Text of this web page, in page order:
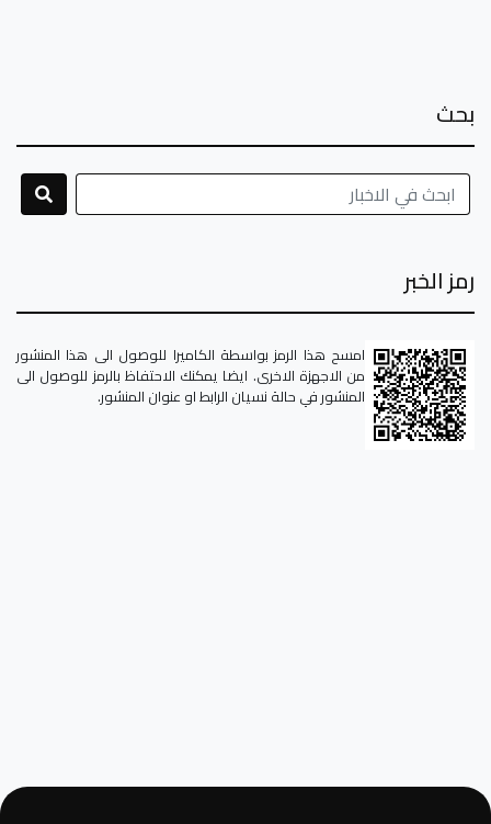
بحث
رمز الخبر
امسح هذا الرمز بواسطة الكاميرا للوصول الى هذا المنشور
من الاجهزة الاخرى. ايضا يمكنك الاحتفاظ بالرمز للوصول الى
المنشور في حالة نسيان الرابط او عنوان المنشور.